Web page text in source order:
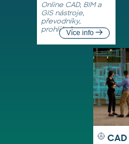
Online CAD, BIM a
GIS nástroje,
převodníky,
prohlížečeVíce info
CAD